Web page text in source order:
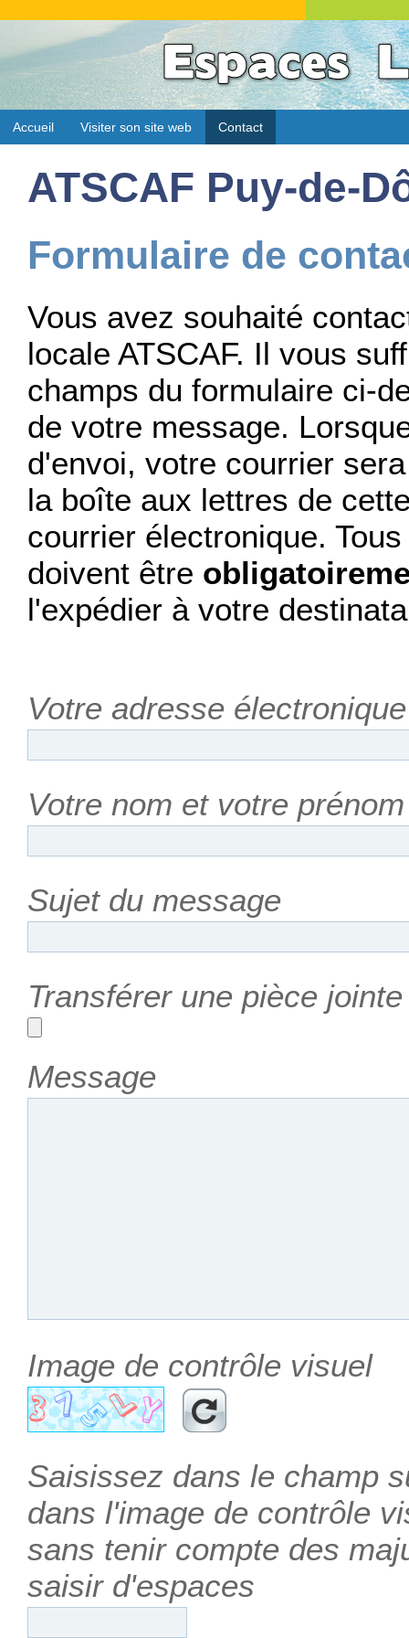
Accueil Visiter son site web Contact
ATSCAF Puy-de-
Formulaire de
Vous avez souhaité
locale ATSCAF. Il vous
champs du formulaire ci-
de votre message.
d'envoi, votre courrier
la boîte aux lettres de
courrier électronique.
doivent être
l'expédier à votre
Votre adresse électronique
Votre nom et votre prénom
Sujet du message
Transférer une pièce
Message
Image de contrôle visuel
Saisissez dans le champ
dans l'image de contrôle
sans tenir compte des
saisir d'espaces